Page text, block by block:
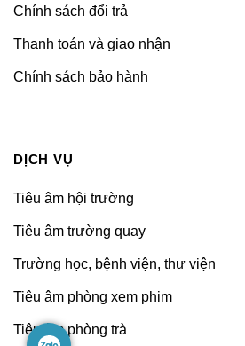
Chính sách đổi trả
Thanh toán và giao nhận
Chính sách bảo hành
DỊCH VỤ
Tiêu âm hội trường
Tiêu âm trường quay
Trường học, bệnh viện, thư viện
Tiêu âm phòng xem phim
Tiêu âm phòng trà